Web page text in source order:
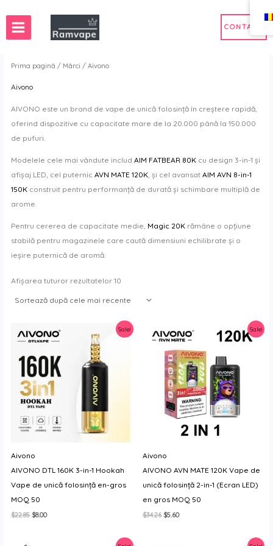
conținut
CONTACT
Prima pagină / Mărci / Aivono
Aivono
AIVONO este un brand de vape de unică folosință în creștere rapidă,
oferind dispozitive cu capacitate mare de la 20.000 până la 150.000
de pufuri.
Modelele cele mai vândute includAIM FATBEAR 80K cu design 3-in-1 și
afișaj LED, cel puternicAVN MATE 120K, și cel avansatAIM AVN 8-in-1
150K construit pentru performanță de durată și schimbare multiplă de
arome.
Pentru cererea de capacitate medie, Magic 20K rămâne o opțiune
stabilă pentru magazinele care caută dimensiuni echilibrate și o
ieșire puternică de aromă.
Afișarea tuturor rezultatelor 10
Sale!
Aivono
AIVONO DTL 160K 3-in-1 Hookah
Vape de unică folosință en-gros
MOQ 50
$22.85 Prețul
$8.00Prețul
Sale!
Aivono
AIVONO AVN MATE 120K Vape de
unică folosință 2-in-1 (Ecran LED)
en gros MOQ 50
$34.26 Prețul
$5.60Prețul
Spania